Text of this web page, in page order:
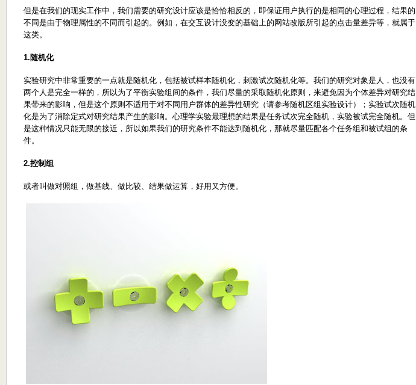
但是在我们的现实工作中，我们需要的研究设计应该是恰恰相反的，即保证用户执行的是相同的心理过程，结果的
不同是由于物理属性的不同而引起的。例如，在交互设计没变的基础上的网站改版所引起的点击量差异等，就属于
这类。
1. 随机化
实验研究中非常重要的一点就是随机化，包括被试样本随机化，刺激试次随机化等。我们的研究对象是人，也没有
两个人是完全一样的，所以为了平衡实验组间的条件，我们尽量的采取随机化原则，来避免因为个体差异对研究结
果带来的影响，但是这个原则不适用于对不同用户群体的差异性研究（请参考随机区组实验设计）；实验试次随机
化是为了消除定式对研究结果产生的影响。心理学实验最理想的结果是任务试次完全随机，实验被试完全随机。但
是这种情况只能无限的接近，所以如果我们的研究条件不能达到随机化，那就尽量匹配各个任务组和被试组的条
件。
2.控制组
或者叫做对照组，做基线、做比较、结果做运算，好用又方便。